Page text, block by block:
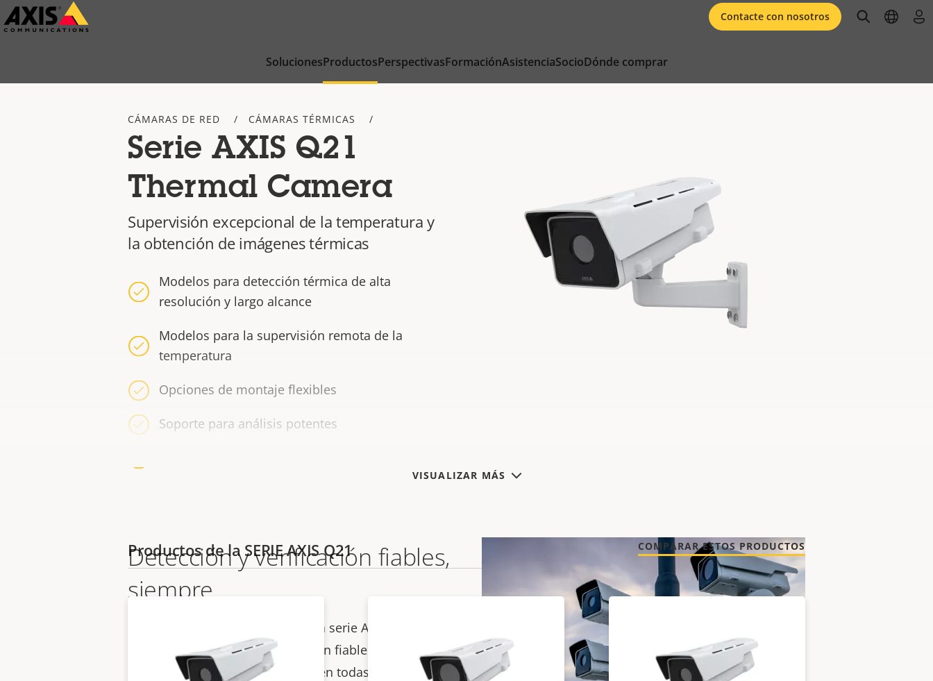
Saltar
al
SolucionesProductosPerspectivasFormaciónAsistenciaSocioDónde comprar
Contacte con nosotros openopen
CÁMARAS DE RED CÁMARAS TÉRMICAS
VISUALIZAR MÁS
Serie AXIS Q21
Thermal Camera
Supervisión excepcional de la temperatura y
la obtención de imágenes térmicas
Modelos para detección térmica de alta
resolución y largo alcance
Modelos para la supervisión remota de la
temperatura
Opciones de montaje flexibles
Soporte para análisis potentes
Detección y verificación fiables,
siempre
Gracias a la tecnología térmica, la serie AXIS Q21
ofrece una detección y verificación fiables las 24 horas
del día, los 7 días de la semana, en todas las
COMPARAR ESTOS PRODUCTOS
Productos de la SERIE AXIS Q21